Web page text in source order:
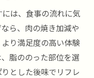
は、食事の流れに気
ら、肉の焼き加減や
り満足度の高い体験
脂ののった部位を選
とした後味でリフレ